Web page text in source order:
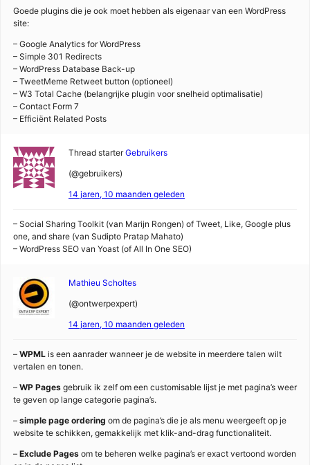
Goede plugins die je ook moet hebben als eigenaar van een WordPress
site:
– Google Analytics for WordPress
– Simple 301 Redirects
– WordPress Database Back-up
– TweetMeme Retweet button (optioneel)
– W3 Total Cache (belangrijke plugin voor snelheid optimalisatie)
– Contact Form 7
– Efficiënt Related Posts
Thread starter Gebruikers
(@gebruikers)
14 jaren, 10 maanden geleden
– Social Sharing Toolkit (van Marijn Rongen) of Tweet, Like, Google plus
one, and share (van Sudipto Pratap Mahato)
– WordPress SEO van Yoast (of All In One SEO)
Mathieu Scholtes
(@ontwerpexpert)
14 jaren, 10 maanden geleden
– WPML is een aanrader wanneer je de website in meerdere talen wilt
vertalen en tonen.
– WP Pages gebruik ik zelf om een customisable lijst je met pagina’s weer
te geven op lange categorie pagina’s.
– simple page ordering om de pagina’s die je als menu weergeeft op je
website te schikken, gemakkelijk met klik-and-drag functionaliteit.
– Exclude Pages om te beheren welke pagina’s er exact vertoond worden